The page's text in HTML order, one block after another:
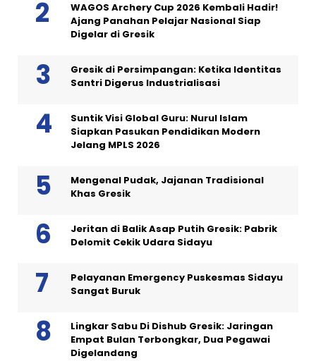
WAGOS Archery Cup 2026 Kembali Hadir!
Ajang Panahan Pelajar Nasional Siap
Digelar di Gresik
Gresik di Persimpangan: Ketika Identitas
Santri Digerus Industrialisasi
Suntik Visi Global Guru: Nurul Islam
Siapkan Pasukan Pendidikan Modern
Jelang MPLS 2026
Mengenal Pudak, Jajanan Tradisional
Khas Gresik
Jeritan di Balik Asap Putih Gresik: Pabrik
Delomit Cekik Udara Sidayu
Pelayanan Emergency Puskesmas Sidayu
Sangat Buruk
Lingkar Sabu Di Dishub Gresik: Jaringan
Empat Bulan Terbongkar, Dua Pegawai
Digelandang